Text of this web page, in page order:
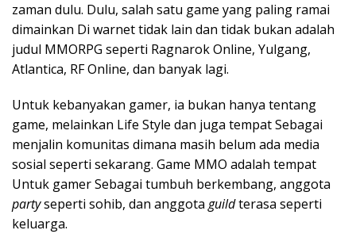
zaman dulu. Dulu, salah satu game yang paling ramai
dimainkan Di warnet tidak lain dan tidak bukan adalah
judul MMORPG seperti Ragnarok Online, Yulgang,
Atlantica, RF Online, dan banyak lagi.
Untuk kebanyakan gamer, ia bukan hanya tentang
game, melainkan Life Style dan juga tempat Sebagai
menjalin komunitas dimana masih belum ada media
sosial seperti sekarang. Game MMO adalah tempat
Untuk gamer Sebagai tumbuh berkembang, anggota
partyseperti sohib, dan anggota guildterasa seperti
keluarga.